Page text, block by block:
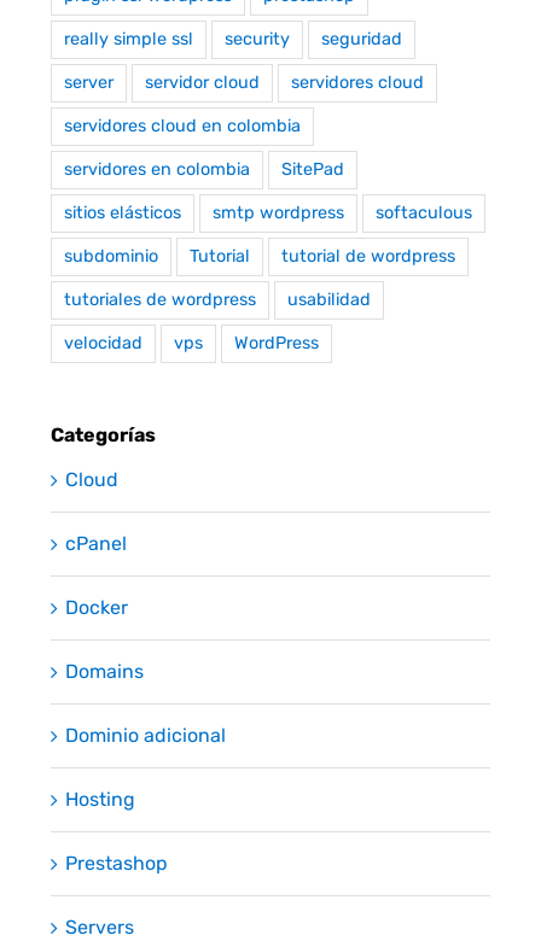
really simple ssl security seguridad
server servidor cloud servidores cloud
servidores cloud en colombia
servidores en colombia SitePad
sitios elásticos smtp wordpress softaculous
subdominio Tutorial tutorial de wordpress
tutoriales de wordpress usabilidad
velocidad vps WordPress
Categorías
Cloud
cPanel
Docker
Domains
Dominio adicional
Hosting
Prestashop
Servers